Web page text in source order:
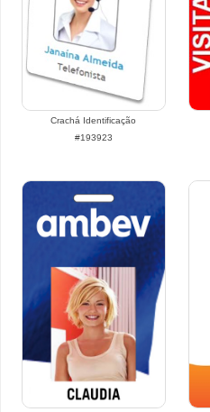
Crachá Identificação
#193923